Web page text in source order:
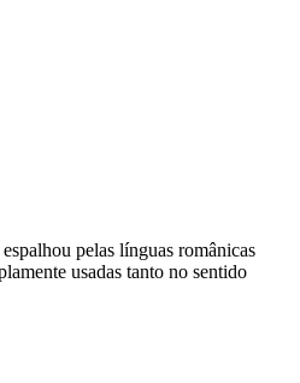
pelas línguas românicas
usadas tanto no sentido